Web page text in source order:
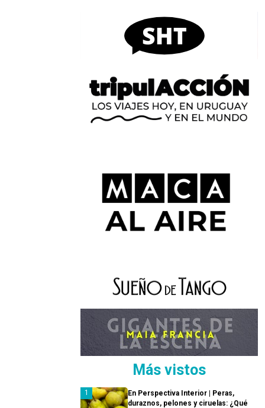
Más vistos
En Perspectiva Interior | Peras,
duraznos, pelones y ciruelas: ¿Qué